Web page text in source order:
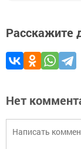
Расскажите
Нет